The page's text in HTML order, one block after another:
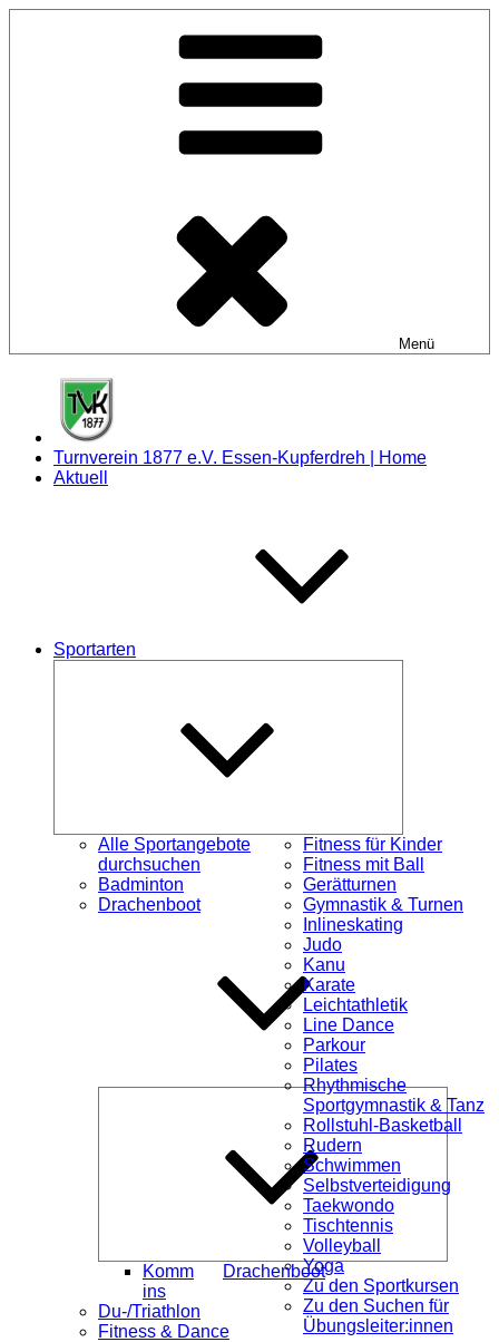
Menü
Turnverein 1877 e.V. Essen-Kupferdreh | Home
Aktuell
Sportarten
Alle Sportangebote
durchsuchen
Badminton
Drachenboot
öffnen
Komm
ins
Drachenboot
Du-/Triathlon
Fitness & Dance
Fitness für Kinder
Fitness mit Ball
Gerätturnen
Gymnastik & Turnen
Inlineskating
Judo
Kanu
Karate
Leichtathletik
Line Dance
Parkour
Pilates
Rhythmische
Sportgymnastik & Tanz
Rollstuhl-Basketball
Rudern
Schwimmen
Selbstverteidigung
Taekwondo
Tischtennis
Volleyball
Yoga
Zu den Sportkursen
Zu den Suchen für
Übungsleiter:innen